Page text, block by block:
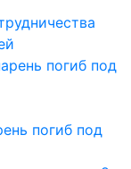
погиб под